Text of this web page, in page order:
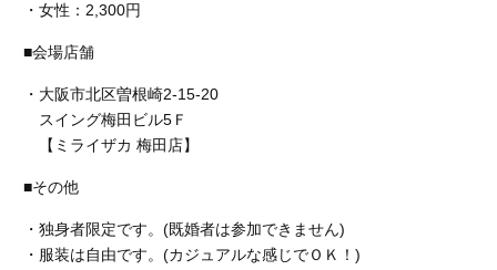
・女性：2,300円
■会場店舗
・大阪市北区曽根崎2-15-20
スイング梅田ビル5Ｆ
【ミライザカ 梅田店】
■その他
・独身者限定です。(既婚者は参加できません)
・服装は自由です。(カジュアルな感じでＯＫ！)